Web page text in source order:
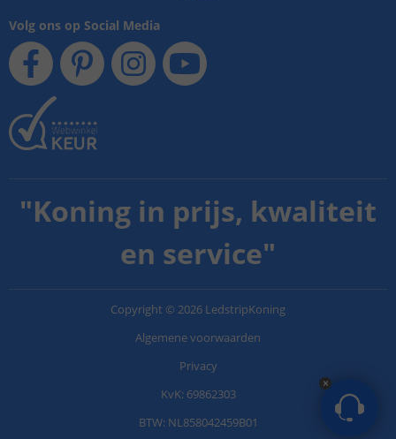
Volg ons op Social Media
"Koning in prijs, kwaliteit
en service"
Copyright © 2026 LedstripKoning
Algemene voorwaarden
Privacy
KvK: 69862303
BTW: NL858042459B01